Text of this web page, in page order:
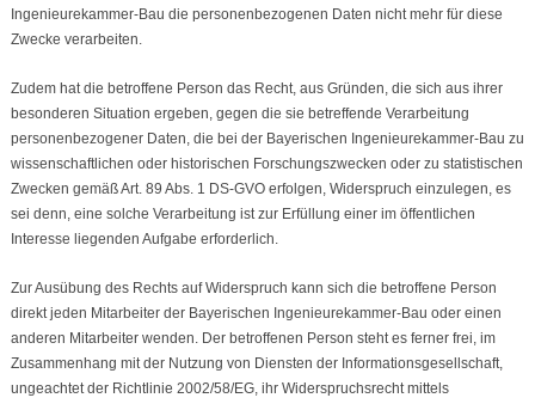
Ingenieurekammer-Bau die personenbezogenen Daten nicht mehr für diese
Zwecke verarbeiten.
Zudem hat die betroffene Person das Recht, aus Gründen, die sich aus ihrer
besonderen Situation ergeben, gegen die sie betreffende Verarbeitung
personenbezogener Daten, die bei der Bayerischen Ingenieurekammer-Bau zu
wissenschaftlichen oder historischen Forschungszwecken oder zu statistischen
Zwecken gemäß Art. 89 Abs. 1 DS-GVO erfolgen, Widerspruch einzulegen, es
sei denn, eine solche Verarbeitung ist zur Erfüllung einer im öffentlichen
Interesse liegenden Aufgabe erforderlich.
Zur Ausübung des Rechts auf Widerspruch kann sich die betroffene Person
direkt jeden Mitarbeiter der Bayerischen Ingenieurekammer-Bau oder einen
anderen Mitarbeiter wenden. Der betroffenen Person steht es ferner frei, im
Zusammenhang mit der Nutzung von Diensten der Informationsgesellschaft,
ungeachtet der Richtlinie 2002/58/EG, ihr Widerspruchsrecht mittels